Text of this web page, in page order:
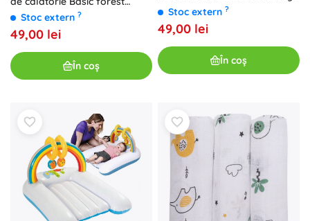
friends 80 × 50 cm
Stoc extern ?
49,00 lei
În coș
ochre leaves 3 buc 68 × 68 cm
Stoc extern ?
49,00 lei
În coș